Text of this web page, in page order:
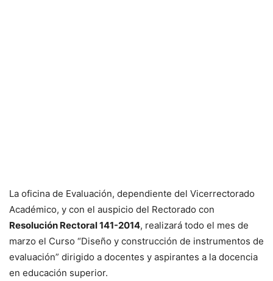
La oficina de Evaluación, dependiente del Vicerrectorado
Académico, y con el auspicio del Rectorado con
Resolución Rectoral 141-2014, realizará todo el mes de
marzo el Curso “Diseño y construcción de instrumentos de
evaluación” dirigido a docentes y aspirantes a la docencia
en educación superior.